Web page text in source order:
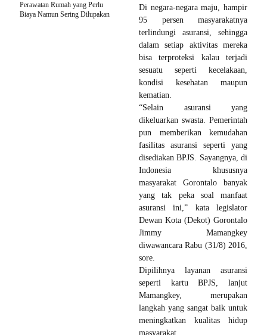
Di negara-negara maju, hampir
95 persen masyarakatnya
terlindungi asuransi, sehingga
dalam setiap aktivitas mereka
bisa terproteksi kalau terjadi
sesuatu seperti kecelakaan,
kondisi kesehatan maupun
kematian.
“Selain asuransi yang
dikeluarkan swasta. Pemerintah
pun memberikan kemudahan
fasilitas asuransi seperti yang
disediakan BPJS. Sayangnya, di
Indonesia khususnya
masyarakat Gorontalo banyak
yang tak peka soal manfaat
asuransi ini,” kata legislator
Dewan Kota (Dekot) Gorontalo
Jimmy Mamangkey
diwawancara Rabu (31/8) 2016,
sore.
Dipilihnya layanan asuransi
seperti kartu BPJS, lanjut
Mamangkey, merupakan
langkah yang sangat baik untuk
meningkatkan kualitas hidup
masyarakat.
Perawatan Rumah yang Perlu
Biaya Namun Sering Dilupakan